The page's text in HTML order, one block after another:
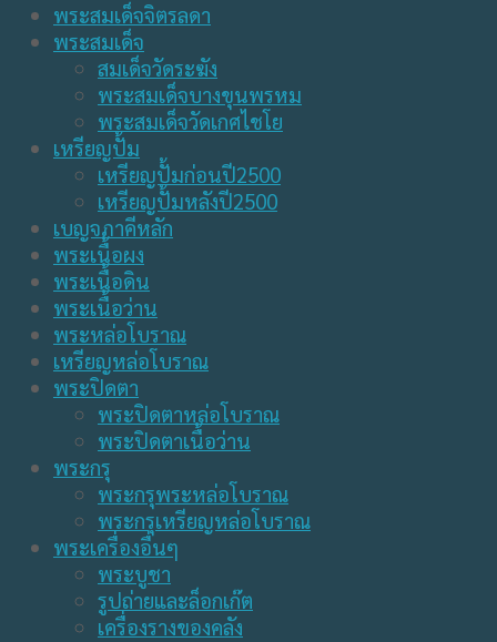
พระสมเด็จจิตรลดา
พระสมเด็จ
สมเด็จวัดระฆัง
พระสมเด็จบางขุนพรหม
พระสมเด็จวัดเกศไชโย
เหรียญปั้ม
เหรียญปั้มก่อนปี2500
เหรียญปั้มหลังปี2500
เบญจภาคีหลัก
พระเนื้อผง
พระเนื้อดิน
พระเนื้อว่าน
พระหล่อโบราณ
เหรียญหล่อโบราณ
พระปิดตา
พระปิดตาหล่อโบราณ
พระปิดตาเนื้อว่าน
พระกรุ
พระกรุพระหล่อโบราณ
พระกรุเหรียญหล่อโบราณ
พระเครื่องอื่นๆ
พระบูชา
รูปถ่ายและล็อกเก๊ต
เครื่องรางของคลัง